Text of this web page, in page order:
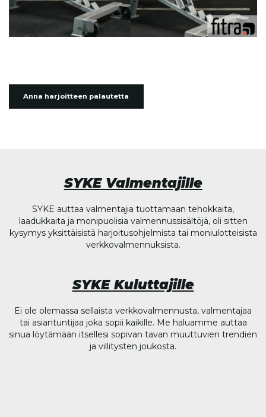
Anna harjoitteen palautetta
SYKE Valmentajille
SYKE auttaa valmentajia tuottamaan tehokkaita,
laadukkaita ja monipuolisia valmennussisältöjä, oli sitten
kysymys yksittäisistä harjoitusohjelmista tai moniulotteisista
verkkovalmennuksista.
SYKE Kuluttajille
Ei ole olemassa sellaista verkkovalmennusta, valmentajaa
tai asiantuntijaa joka sopii kaikille. Me haluamme auttaa
sinua löytämään itsellesi sopivan tavan muuttuvien trendien
ja villitysten joukosta.